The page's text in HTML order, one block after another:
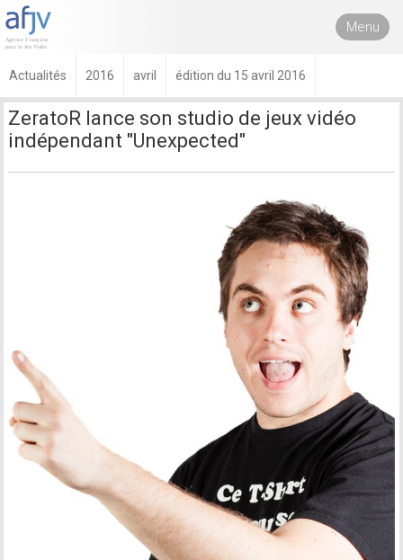
Menu
Actualités 2016 avril édition du 15 avril 2016
ZeratoR lance son studio de jeux vidéo
indépendant "Unexpected"